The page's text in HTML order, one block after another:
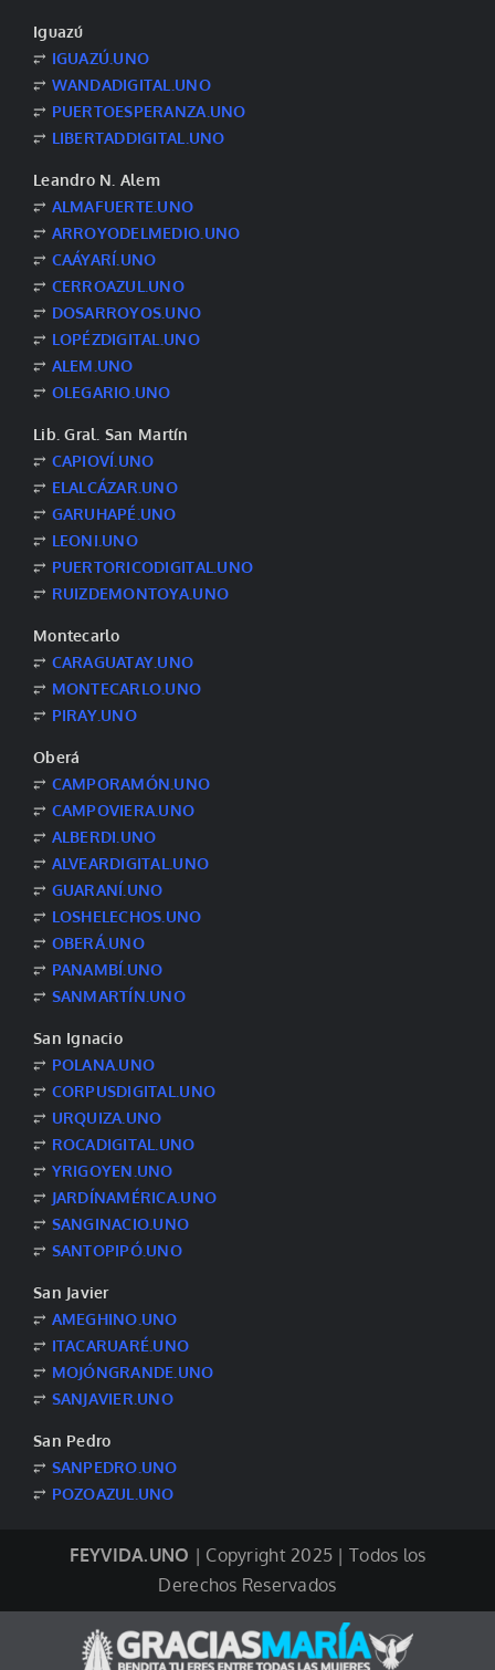
Iguazú
⥂ IGUAZÚ.UNO
⥂ WANDADIGITAL.UNO
⥂ PUERTOESPERANZA.UNO
⥂ LIBERTADDIGITAL.UNO
Leandro N. Alem
⥂ ALMAFUERTE.UNO
⥂ ARROYODELMEDIO.UNO
⥂ CAÁYARÍ.UNO
⥂ CERROAZUL.UNO
⥂ DOSARROYOS.UNO
⥂ LOPÉZDIGITAL.UNO
⥂ ALEM.UNO
⥂ OLEGARIO.UNO
Lib. Gral. San Martín
⥂ CAPIOVÍ.UNO
⥂ ELALCÁZAR.UNO
⥂ GARUHAPÉ.UNO
⥂ LEONI.UNO
⥂ PUERTORICODIGITAL.UNO
⥂ RUIZDEMONTOYA.UNO
Montecarlo
⥂ CARAGUATAY.UNO
⥂ MONTECARLO.UNO
⥂ PIRAY.UNO
Oberá
⥂ CAMPORAMÓN.UNO
⥂ CAMPOVIERA.UNO
⥂ ALBERDI.UNO
⥂ ALVEARDIGITAL.UNO
⥂ GUARANÍ.UNO
⥂ LOSHELECHOS.UNO
⥂ OBERÁ.UNO
⥂ PANAMBÍ.UNO
⥂ SANMARTÍN.UNO
San Ignacio
⥂ POLANA.UNO
⥂ CORPUSDIGITAL.UNO
⥂ URQUIZA.UNO
⥂ ROCADIGITAL.UNO
⥂ YRIGOYEN.UNO
⥂ JARDÍNAMÉRICA.UNO
⥂ SANGINACIO.UNO
⥂ SANTOPIPÓ.UNO
San Javier
⥂ AMEGHINO.UNO
⥂ ITACARUARÉ.UNO
⥂ MOJÓNGRANDE.UNO
⥂ SANJAVIER.UNO
San Pedro
⥂ SANPEDRO.UNO
⥂ POZOAZUL.UNO
FEYVIDA.UNO | Copyright 2025 | Todos los
Derechos Reservados